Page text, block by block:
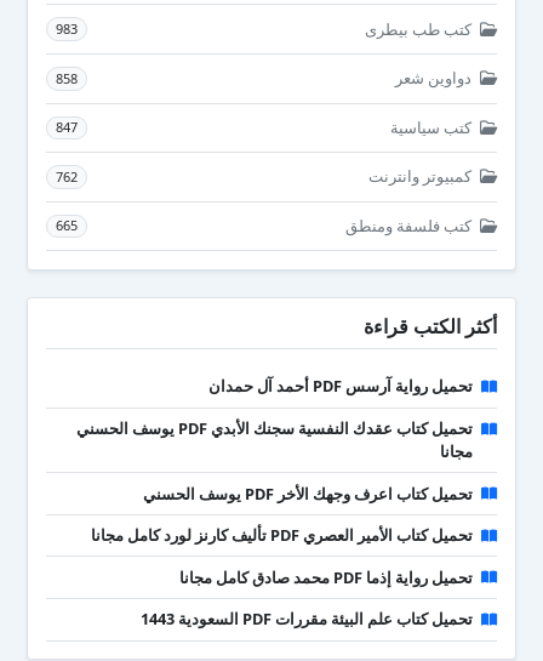
كتب طب بيطرى 983
دواوين شعر 858
كتب سياسية 847
كمبيوتر وانترنت 762
كتب فلسفة ومنطق 665
أكثر الكتب قراءة
تحميل رواية آرسس PDF أحمد آل حمدان
تحميل كتاب عقدك النفسية سجنك الأبدي PDF يوسف الحسني
مجانا
تحميل كتاب اعرف وجهك الأخر PDF يوسف الحسني
تحميل كتاب الأمير العصري PDF تأليف كارنز لورد كامل مجانا
تحميل رواية إذما PDF محمد صادق كامل مجانا
تحميل كتاب علم البيئة مقررات PDF السعودية 1443